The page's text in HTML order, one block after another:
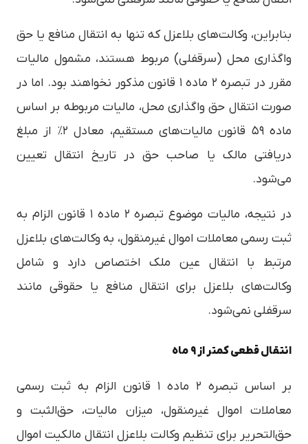
بنابراین، وکالت‌های بلاعزل که تنها به انتقال منافع یا حق
واگذاری محل (سرقفلی) مربوط هستند، مشمول مالیات
مقرر در تبصره ۲ ماده ۱ قانون مذکور نخواهند بود. اما در
صورت انتقال حق واگذاری محل، مالیات مربوطه بر اساس
ماده ۵۹ قانون مالیات‌های مستقیم، معادل ۲٪ از مبلغ
دریافتی مالک یا صاحب حق در تاریخ انتقال تعیین
می‌شود.
در نتیجه، مالیات موضوع تبصره ۲ ماده ۱ قانون الزام به
ثبت رسمی معاملات اموال غیرمنقول، به وکالت‌های بلاعزل
مرتبط با انتقال عین ملک اختصاص دارد و شامل
وکالت‌های بلاعزل برای انتقال منافع یا حقوقی مانند
سرقفلی نمی‌شود.
انتقال قطعی کمتر از ۹ ماه
بر اساس تبصره ۲ ماده ۱ قانون الزام به ثبت رسمی
معاملات اموال غیرمنقول، میزان مالیات، حق‌الثبت و
حق‌التحریر برای تنظیم وکالت بلاعزل انتقال مالکیت اموال